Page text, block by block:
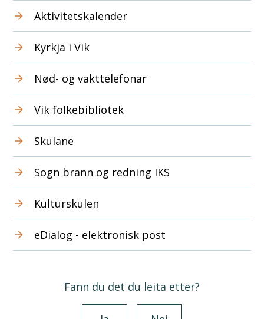
Aktivitetskalender
Kyrkja i Vik
Nød- og vakttelefonar
Vik folkebibliotek
Skulane
Sogn brann og redning IKS
Kulturskulen
eDialog - elektronisk post
Fann du det du leita etter?